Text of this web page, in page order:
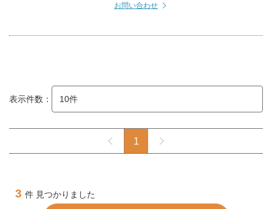
お問い合わせ
表示件数：
1
3 件 見つかりました